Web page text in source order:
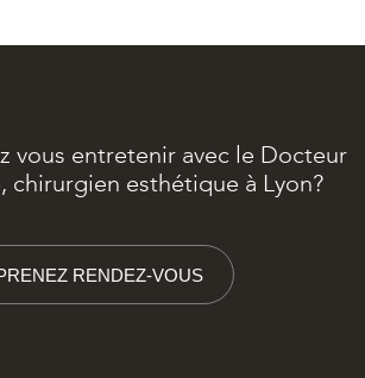
vous entretenir avec le Docteur
chirurgien esthétique à Lyon?
RENDEZ-VOUS